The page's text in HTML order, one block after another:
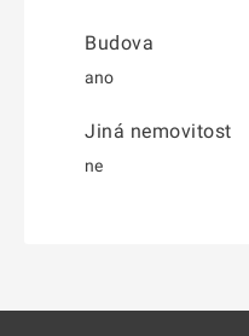
Budova
ano
Jiná nemovitost
ne